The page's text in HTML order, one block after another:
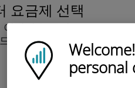
Ubigi logo
personal
요금제 선택
이메일을 통해
로 받아보세요.
빨리!